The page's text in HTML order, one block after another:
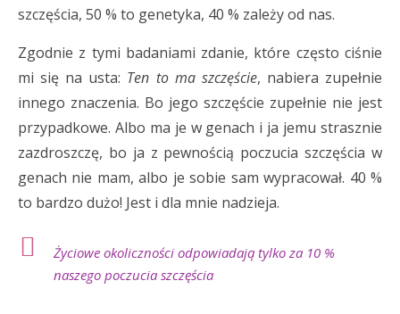
szczęścia, 50 % to genetyka, 40 % zależy od nas.
Zgodnie z tymi badaniami zdanie, które często ciśnie
mi się na usta: Ten to ma szczęście, nabiera zupełnie
innego znaczenia. Bo jego szczęście zupełnie nie jest
przypadkowe. Albo ma je w genach i ja jemu strasznie
zazdroszczę, bo ja z pewnością poczucia szczęścia w
genach nie mam, albo je sobie sam wypracował. 40 %
to bardzo dużo! Jest i dla mnie nadzieja.
Życiowe okoliczności odpowiadają tylko za 10 %
naszego poczucia szczęścia